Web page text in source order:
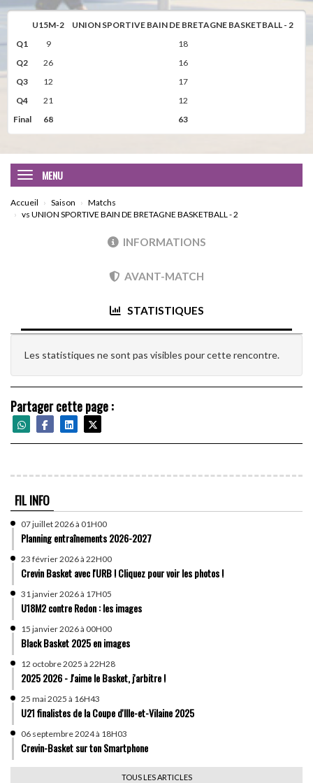
U15M-2
UNION SPORTIVE BAIN DE BRETAGNE BASKETBALL - 2
Q1
9
18
Q2
26
16
Q3
12
17
Q4
21
12
Final
68 63
MENU
Accueil Saison
Matchs
vs UNION SPORTIVE BAIN DE BRETAGNE BASKETBALL - 2
INFORMATIONS
AVANT-MATCH
STATISTIQUES
Les statistiques ne sont pas visibles pour cette rencontre.
Partager cette page :
FIL INFO
07 juillet 2026 à 01H00
Planning entraînements 2026-2027
23 février 2026 à 22H00
Crevin Basket avec l'URB ! Cliquez pour voir les photos !
31 janvier 2026 à 17H05
U18M2 contre Redon : les images
15 janvier 2026 à 00H00
Black Basket 2025 en images
12 octobre 2025 à 22H28
2025 2026 - J'aime le Basket, j'arbitre !
25 mai 2025 à 16H43
U21 finalistes de la Coupe d'Ille-et-Vilaine 2025
06 septembre 2024 à 18H03
Crevin-Basket sur ton Smartphone
TOUS LES ARTICLES